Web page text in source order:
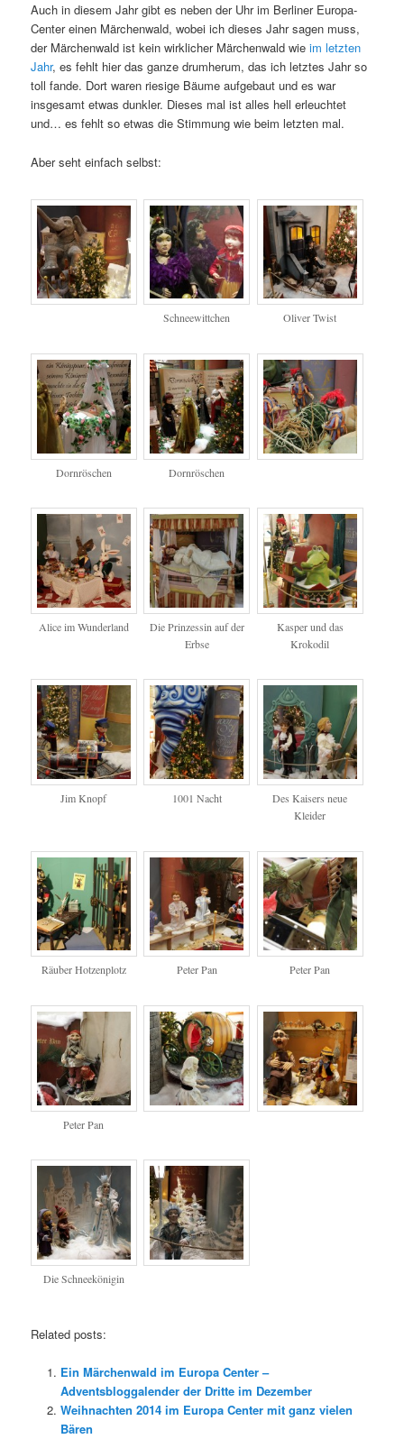
Auch in diesem Jahr gibt es neben der Uhr im Berliner Europa-
Center einen Märchenwald, wobei ich dieses Jahr sagen muss,
der Märchenwald ist kein wirklicher Märchenwald wieim letzten
Jahr, es fehlt hier das ganze drumherum, das ich letztes Jahr so
toll fande. Dort waren riesige Bäume aufgebaut und es war
insgesamt etwas dunkler. Dieses mal ist alles hell erleuchtet
und… es fehlt so etwas die Stimmung wie beim letzten mal.
Aber seht einfach selbst:
Schneewittchen Oliver Twist
Dornröschen Dornröschen
Alice im Wunderland
Die Prinzessin auf der
Erbse
Kasper und das
Krokodil
Jim Knopf 1001 Nacht
Des Kaisers neue
Kleider
Räuber Hotzenplotz Peter Pan Peter Pan
Peter Pan
Die Schneekönigin
Related posts:
Ein Märchenwald im Europa Center –
Adventsbloggalender der Dritte im Dezember
Weihnachten 2014 im Europa Center mit ganz vielen
Bären